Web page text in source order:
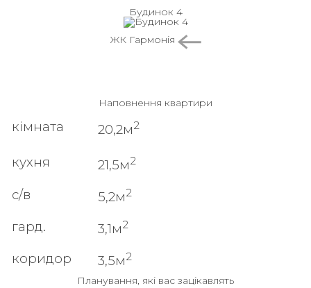
Будинок 4
ЖК Гармонія
Наповнення квартири
кімната 20,2м2
кухня 21,5м2
с/в 5,2м2
гард. 3,1м2
коридор 3,5м2
Планування, які вас зацікавлять